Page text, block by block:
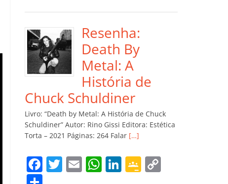
b
o
o
k
A
p
p
dI
n
e
ro
m
Li
p
ar
til
h
ar
Resenha:
Death By
Metal: A
História de
Chuck Schuldiner
Livro: “Death by Metal: A História de Chuck
Schuldiner” Autor: Rino Gissi Editora: Estética
Torta – 2021 Páginas: 264 Falar […]
F T E W Li G